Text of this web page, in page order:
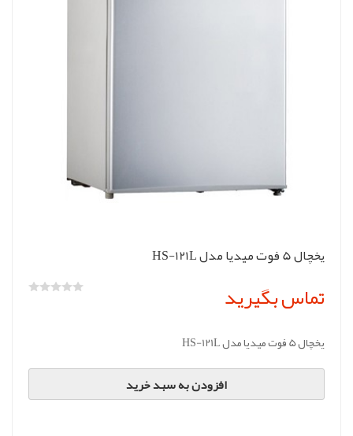
یخچال 5 فوت میدیا مدل HS-121L
تماس بگیرید
یخچال 5 فوت میدیا مدل HS-121L
افزودن به سبد خرید